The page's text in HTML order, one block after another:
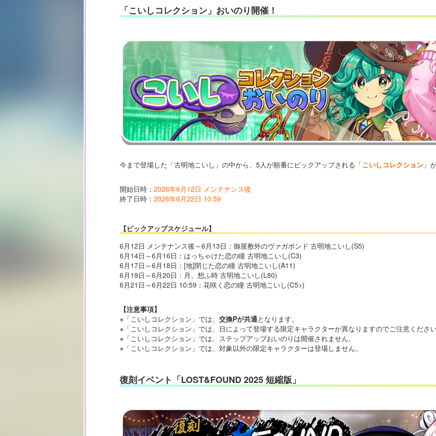
「こいしコレクション」おいのり開催！
今まで登場した「古明地こいし」の中から、5人が順番にピックアップされる「こいしコレクション 」
開始日時： 2026年6月12日 メンテナンス後
終了日時： 2026年6月22日 10:59
【ピックアップスケジュール】
6月12日 メンテナンス後～6月13日：御屋敷外のヴァガボンド 古明地こいし(S5)
6月14日～6月16日：はっちゃけた恋の瞳 古明地こいし(C3)
6月17日～6月18日：[地]閉じた恋の瞳 古明地こいし(A11)
6月19日～6月20日：月、想ふ時 古明地こいし(L80)
6月21日～6月22日 10:59：花咲く恋の瞳 古明地こいし(C5>)
【注意事項】
※「こいしコレクション」では、 交換Pが共通となります。
※「こいしコレクション」では、日によって登場する限定キャラクターが異なりますのでご注意くださ
※「こいしコレクション」では、ステップアップおいのりは開催されません。
※「こいしコレクション」では、対象以外の限定キャラクターは登場しません。
復刻イベント「LOST&FOUND 2025 短縮版」